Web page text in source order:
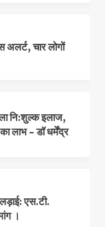
अलर्ट, चार लोगों
नि:शुल्क इलाज,
लाभ – डॉ धर्मेंद्र
एस.टी.
।